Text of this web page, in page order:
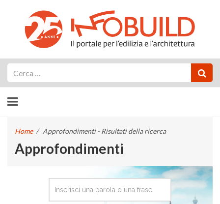
Home / Approfondimenti - Risultati della ricerca
Approfondimenti